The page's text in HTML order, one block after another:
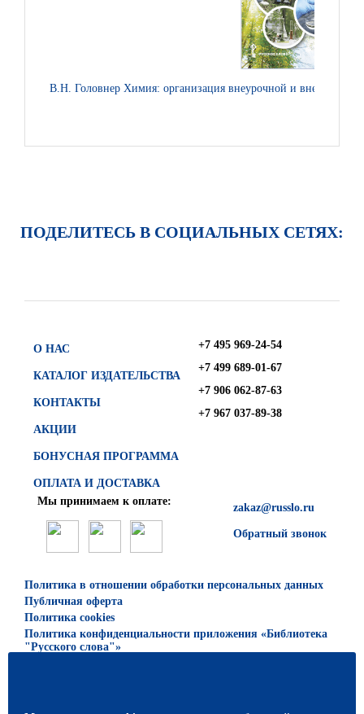
В.Н. Головнер Химия: организация внеурочной и внешкольной
ПОДЕЛИТЕСЬ В СОЦИАЛЬНЫХ СЕТЯХ:
О НАС
КАТАЛОГ ИЗДАТЕЛЬСТВА
КОНТАКТЫ
АКЦИИ
БОНУСНАЯ ПРОГРАММА
ОПЛАТА И ДОСТАВКА
+7 495 969-24-54
+7 499 689-01-67
+7 906 062-87-63
+7 967 037-89-38
zakaz@russlo.ru
Обратный звонок
Мы принимаем к оплате:
Политика в отношении обработки персональных данных
Публичная оферта
Политика cookies
Политика конфиденциальности приложения «Библиотека
"Русского слова"»